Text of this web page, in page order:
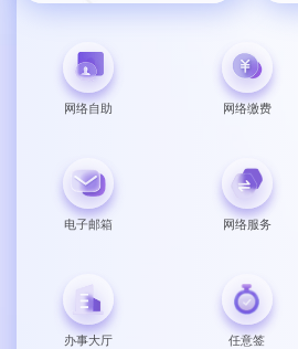
网络自助 网络缴费
电子邮箱 网络服务
办事大厅 任意签